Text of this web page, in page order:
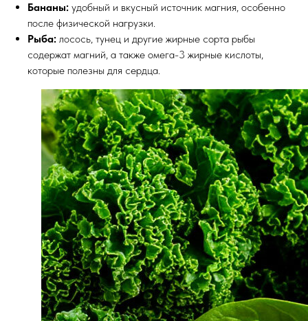
Бананы: удобный и вкусный источник магния, особенно
после физической нагрузки.
Рыба: лосось, тунец и другие жирные сорта рыбы
содержат магний, а также омега-3 жирные кислоты,
которые полезны для сердца.